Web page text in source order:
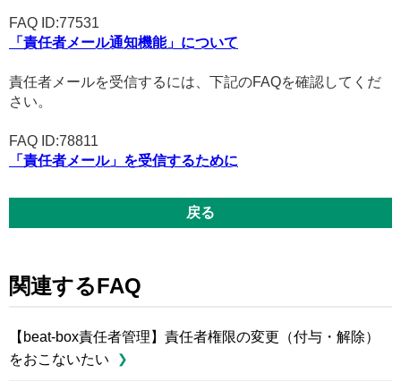
FAQ ID:77531
「責任者メール通知機能」について
責任者メールを受信するには、下記のFAQを確認してくだ
さい。
FAQ ID:78811
「責任者メール」を受信するために
戻る
関連するFAQ
【beat-box責任者管理】責任者権限の変更（付与・解除）
をおこないたい